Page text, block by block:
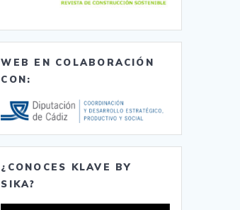
WEB EN COLABORACIÓN
CON:
¿CONOCES KLAVE BY
SIKA?